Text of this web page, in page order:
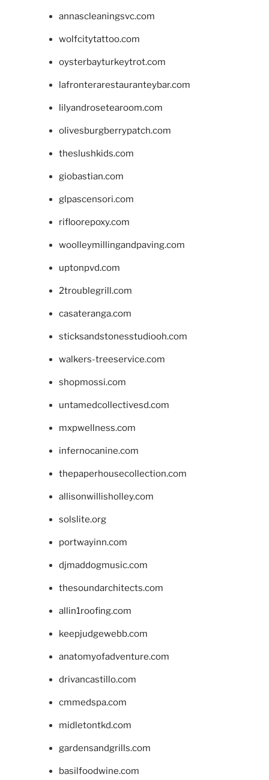
annascleaningsvc.com
wolfcitytattoo.com
oysterbayturkeytrot.com
lafronterarestauranteybar.com
lilyandrosetearoom.com
olivesburgberrypatch.com
theslushkids.com
giobastian.com
glpascensori.com
rifloorepoxy.com
woolleymillingandpaving.com
uptonpvd.com
2troublegrill.com
casateranga.com
sticksandstonesstudiooh.com
walkers-treeservice.com
shopmossi.com
untamedcollectivesd.com
mxpwellness.com
infernocanine.com
thepaperhousecollection.com
allisonwillisholley.com
solslite.org
portwayinn.com
djmaddogmusic.com
thesoundarchitects.com
allin1roofing.com
keepjudgewebb.com
anatomyofadventure.com
drivancastillo.com
cmmedspa.com
midletontkd.com
gardensandgrills.com
basilfoodwine.com